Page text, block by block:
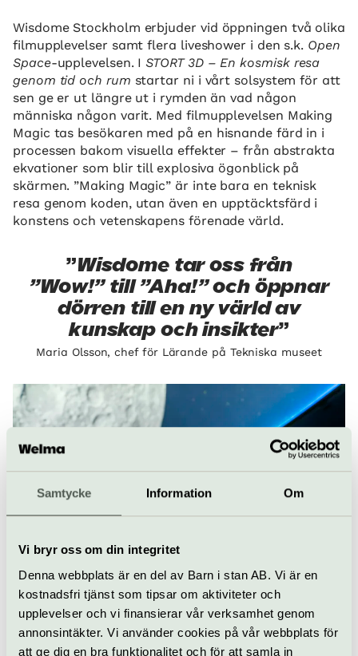
Samtycke Information Om
Vi bryr oss om din integritet
Denna webbplats är en del av Barn i stan AB. Vi är en
kostnadsfri tjänst som tipsar om aktiviteter och
upplevelser och vi finansierar vår verksamhet genom
annonsintäkter. Vi använder cookies på vår webbplats för
att ge dig en bra funktionalitet och för att samla in
Wisdome Stockholm erbjuder vid öppningen två olika
filmupplevelser samt flera liveshower i den s.k. Open
Space-upplevelsen. I STORT 3D – En kosmisk resa
genom tid och rum startar ni i vårt solsystem för att
sen ge er ut längre ut i rymden än vad någon
människa någon varit. Med filmupplevelsen Making
Magic tas besökaren med på en hisnande färd in i
processen bakom visuella effekter – från abstrakta
ekvationer som blir till explosiva ögonblick på
skärmen. ”Making Magic” är inte bara en teknisk
resa genom koden, utan även en upptäcktsfärd i
konstens och vetenskapens förenade värld.
Wisdome tar oss från
”Wow!” till ”Aha!” och öppnar
dörren till en ny värld av
kunskap och insikter
Maria Olsson, chef för Lärande på Tekniska museet
Målet med Wisdome är att göra komplexa frågor om universum
både mer begripliga och roliga.